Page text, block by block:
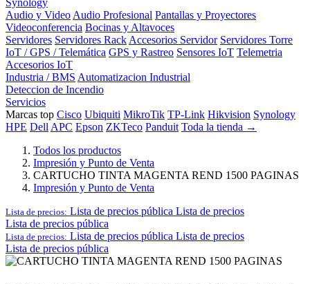
Synology
Audio y Video Audio Profesional Pantallas y Proyectores
Videoconferencia Bocinas y Altavoces
Servidores Servidores Rack Accesorios Servidor Servidores Torre
IoT / GPS / Telemática GPS y Rastreo Sensores IoT Telemetria
Accesorios IoT
Industria / BMS Automatizacion Industrial
Deteccion de Incendio
Servicios
Marcas top Cisco Ubiquiti MikroTik TP-Link Hikvision Synology
HPE Dell APC Epson ZKTeco Panduit Toda la tienda →
Todos los productos
Impresión y Punto de Venta
CARTUCHO TINTA MAGENTA REND 1500 PAGINAS
Impresión y Punto de Venta
Lista de precios: Lista de precios pública Lista de precios
Lista de precios pública
Lista de precios: Lista de precios pública Lista de precios
Lista de precios pública